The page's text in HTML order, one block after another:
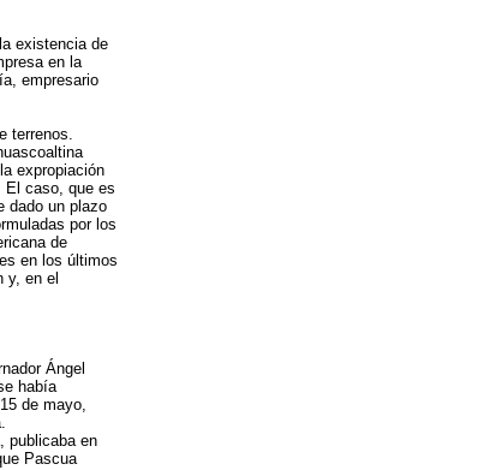
existencia de
en la
empresario
terrenos.
expropiación
El caso, que es
dado un plazo
por los
de
en los últimos
y, en el
Ángel
había
de mayo,
publicaba en
Pascua